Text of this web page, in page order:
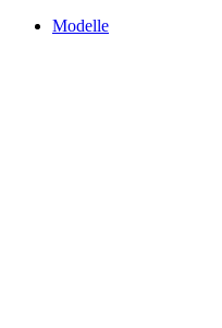
Modelle